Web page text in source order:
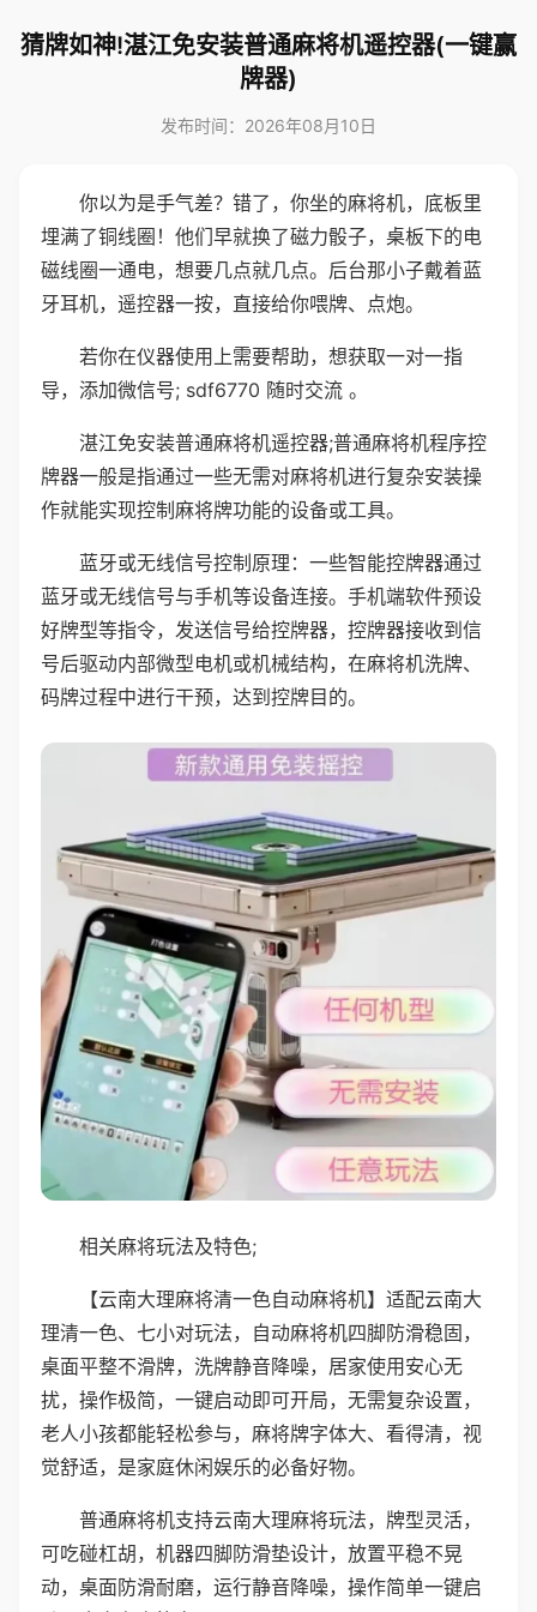
猜牌如神!湛江免安装普通麻将机遥控器(一键赢
牌器)
发布时间：2026年08月10日
你以为是手气差？错了，你坐的麻将机，底板里
埋满了铜线圈！他们早就换了磁力骰子，桌板下的电
磁线圈一通电，想要几点就几点。后台那小子戴着蓝
牙耳机，遥控器一按，直接给你喂牌、点炮。
若你在仪器使用上需要帮助，想获取一对一指
导，添加微信号; sdf6770 随时交流 。
湛江免安装普通麻将机遥控器;普通麻将机程序控
牌器一般是指通过一些无需对麻将机进行复杂安装操
作就能实现控制麻将牌功能的设备或工具。
蓝牙或无线信号控制原理：一些智能控牌器通过
蓝牙或无线信号与手机等设备连接。手机端软件预设
好牌型等指令，发送信号给控牌器，控牌器接收到信
号后驱动内部微型电机或机械结构，在麻将机洗牌、
码牌过程中进行干预，达到控牌目的。
相关麻将玩法及特色;
【云南大理麻将清一色自动麻将机】适配云南大
理清一色、七小对玩法，自动麻将机四脚防滑稳固，
桌面平整不滑牌，洗牌静音降噪，居家使用安心无
扰，操作极简，一键启动即可开局，无需复杂设置，
老人小孩都能轻松参与，麻将牌字体大、看得清，视
觉舒适，是家庭休闲娱乐的必备好物。
普通麻将机支持云南大理麻将玩法，牌型灵活，
可吃碰杠胡，机器四脚防滑垫设计，放置平稳不晃
动，桌面防滑耐磨，运行静音降噪，操作简单一键启